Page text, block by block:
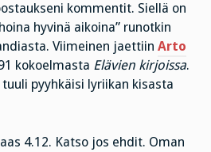
kommentit. Siellä on
hyvinä aikoina” runotkin
Viimeinen jaettiin Arto
kokoelmasta Elävien kirjoissa.
pyyhkäisi lyriikan kisasta
4.12. Katso jos ehdit. Oman